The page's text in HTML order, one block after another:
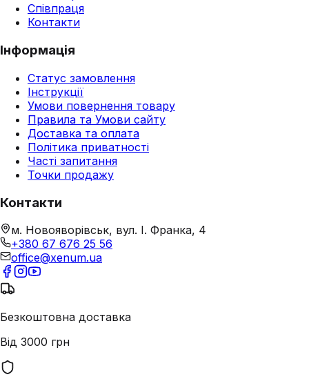
Співпраця
Контакти
Інформація
Статус замовлення
Інструкції
Умови повернення товару
Правила та Умови сайту
Доставка та оплата
Політика приватності
Часті запитання
Точки продажу
Контакти
м. Новояворівськ, вул. І. Франка, 4
+380 67 676 25 56
office@xenum.ua
Безкоштовна доставка
Від 3000 грн